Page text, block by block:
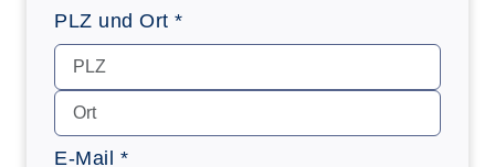
PLZ und Ort *
E-Mail *